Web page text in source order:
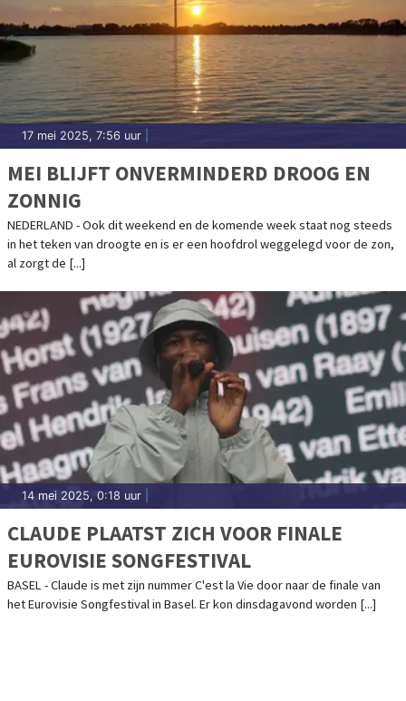
17 mei 2025, 7:56 uur
MEI BLIJFT ONVERMINDERD DROOG EN
ZONNIG
NEDERLAND - Ook dit weekend en de komende week staat nog steeds
in het teken van droogte en is er een hoofdrol weggelegd voor de zon,
al zorgt de [...]
14 mei 2025, 0:18 uur
CLAUDE PLAATST ZICH VOOR FINALE
EUROVISIE SONGFESTIVAL
BASEL - Claude is met zijn nummer C'est la Vie door naar de finale van
het Eurovisie Songfestival in Basel. Er kon dinsdagavond worden [...]